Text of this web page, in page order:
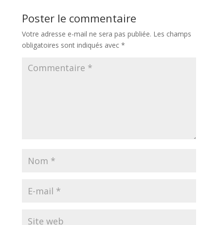
Poster le commentaire
Votre adresse e-mail ne sera pas publiée. Les champs
obligatoires sont indiqués avec *